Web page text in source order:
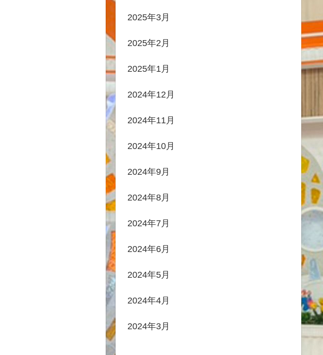
2025年3月
2025年2月
2025年1月
2024年12月
2024年11月
2024年10月
2024年9月
2024年8月
2024年7月
2024年6月
2024年5月
2024年4月
2024年3月